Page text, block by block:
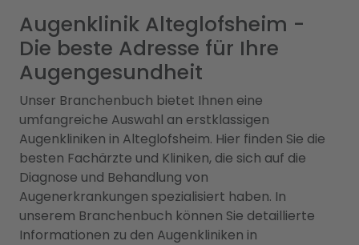
Augenklinik Alteglofsheim -
Die beste Adresse für Ihre
Augengesundheit
Unser Branchenbuch bietet Ihnen eine
umfangreiche Auswahl an erstklassigen
Augenkliniken in Alteglofsheim. Hier finden Sie die
besten Fachärzte und Kliniken, die sich auf die
Diagnose und Behandlung von
Augenerkrankungen spezialisiert haben. In
unserem Branchenbuch können Sie detaillierte
Informationen zu den Augenkliniken in